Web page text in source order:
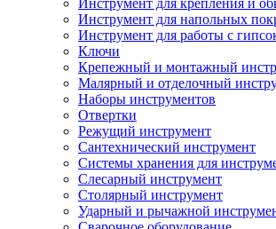
Инструмент для напольных
Инструмент для работы с
Ключи
Крепежный и монтажный
Малярный и отделочный
Наборы инструментов
Отвертки
Режущий инструмент
Сантехнический инструмент
Системы хранения для
Слесарный инструмент
Столярный инструмент
Ударный и рычажной